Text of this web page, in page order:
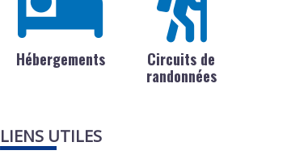
Hébergements
Circuits de
randonnées
LIENS UTILES